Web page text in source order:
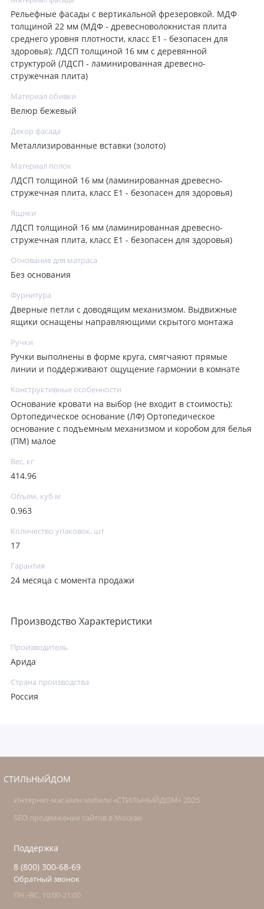
Рельефные фасады с вертикальной фрезеровкой. МДФ
толщиной 22 мм (МДФ - древесноволокнистая плита
среднего уровня плотности, класс E1 - безопасен для
здоровья); ЛДСП толщиной 16 мм с деревянной
структурой (ЛДСП - ламинированная древесно-
стружечная плита)
Материал обивки
Велюр бежевый
Декор фасада
Металлизированные вставки (золото)
Материал полок
ЛДСП толщиной 16 мм (ламинированная древесно-
стружечная плита, класс E1 - безопасен для здоровья)
Ящики
ЛДСП толщиной 16 мм (ламинированная древесно-
стружечная плита, класс E1 - безопасен для здоровья)
Основание для матраса
Без основания
Фурнитура
Дверные петли с доводящим механизмом. Выдвижные
ящики оснащены направляющими скрытого монтажа
Ручки
Ручки выполнены в форме круга, смягчаяют прямые
линии и поддерживают ощущение гармонии в комнате
Конструктивные особенности
Основание кровати на выбор (не входит в стоимость):
Ортопедическое основание (ЛФ) Ортопедическое
основание с подъемным механизмом и коробом для белья
(ПМ) малое
Вес, кг
414.96
Объем, куб.м
0.963
Количество упаковок, шт
17
Гарантия
24 месяца с момента продажи
Производство Характеристики
Производитель
Арида
Страна производства
Россия
СТИЛЬНЫЙДОМ
Интернет-магазин мебели «СТИЛЬНЫЙДОМ» 2025
SEO продвижение сайтов в Москве
Поддержка
8 (800) 300-68-69
Обратный звонок
ПН.-ВС. 10:00-21:00